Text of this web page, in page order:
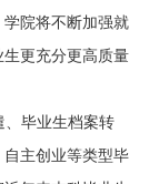
院将不断加强就
更充分更高质量
、毕业生档案转
主创业等类型毕